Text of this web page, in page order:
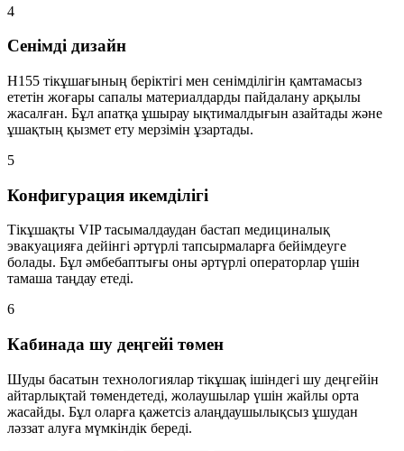
4
Сенімді дизайн
H155 тікұшағының беріктігі мен сенімділігін қамтамасыз
ететін жоғары сапалы материалдарды пайдалану арқылы
жасалған. Бұл апатқа ұшырау ықтималдығын азайтады және
ұшақтың қызмет ету мерзімін ұзартады.
5
Конфигурация икемділігі
Тікұшақты VIP тасымалдаудан бастап медициналық
эвакуацияға дейінгі әртүрлі тапсырмаларға бейімдеуге
болады. Бұл әмбебаптығы оны әртүрлі операторлар үшін
тамаша таңдау етеді.
6
Кабинада шу деңгейі төмен
Шуды басатын технологиялар тікұшақ ішіндегі шу деңгейін
айтарлықтай төмендетеді, жолаушылар үшін жайлы орта
жасайды. Бұл оларға қажетсіз алаңдаушылықсыз ұшудан
ләззат алуға мүмкіндік береді.